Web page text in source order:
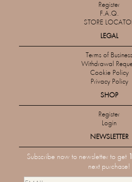
Register
F.A.Q.
STORE
LEGAL
Terms of Business
Withdrawal
Cookie Policy
Privacy Policy
SHOP
Register
Login
NEWSLETTER
Subscribe now to newsletter to get
next purchase!